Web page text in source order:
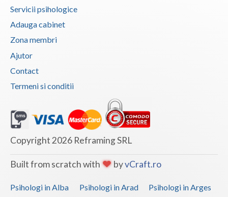
Servicii psihologice
Adauga cabinet
Zona membri
Ajutor
Contact
Termeni si conditii
Copyright 2026 Reframing SRL
Built from scratch with byvCraft.ro
Psihologi in Alba Psihologi in Arad
Psihologi in Arges